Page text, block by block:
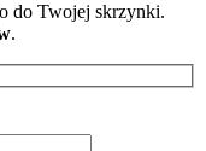
do Twojej skrzynki.
.